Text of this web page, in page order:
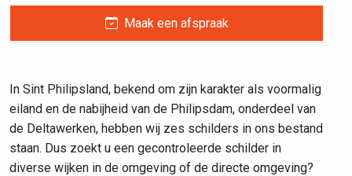
Maak een afspraak
In Sint Philipsland, bekend om zijn karakter als voormalig
eiland en de nabijheid van de Philipsdam, onderdeel van
de Deltawerken, hebben wij zes schilders in ons bestand
staan. Dus zoekt u een gecontroleerde schilder in
diverse wijken in de omgeving of de directe omgeving?